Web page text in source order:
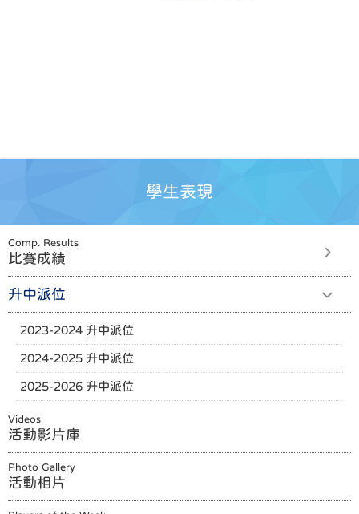
學生表現
Comp. Results
比賽成績
升中派位
2023-2024 升中派位
2024-2025 升中派位
2025-2026 升中派位
Videos
活動影片庫
Photo Gallery
活動相片